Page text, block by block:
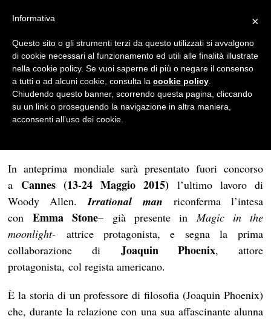
News
Woody Allen a Cannes con
“Irrational man”
REDAZIONE
In anteprima mondiale sarà presentato fuori concorso
a Cannes (13-24 Maggio 2015) l’ultimo lavoro di
Woody Allen.Irrational man riconferma l’intesa
conEmma Stone– già presente inMagic in the
moonlight- attrice protagonista, e segna la prima
collaborazione di Joaquin Phoenix, attore
protagonista, col regista americano.
È la storia di un professore di filosofia (Joaquin Phoenix)
che, durante la relazione con una sua affascinante alunna
×
Informativa
Questo sito o gli strumenti terzi da questo utilizzati si avvalgono
di cookie necessari al funzionamento ed utili alle finalità illustrate
nella cookie policy. Se vuoi saperne di più o negare il consenso
a tutti o ad alcuni cookie, consulta la cookie policy
Chiudendo questo banner, scorrendo questa pagina, cliccando
su un link o proseguendo la navigazione in altra maniera,
acconsenti all’uso dei cookie.